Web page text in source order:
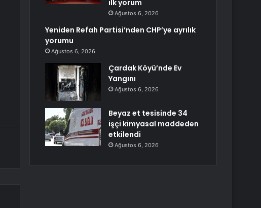
ilk yorum
Ağustos 6, 2026
Yeniden Refah Partisi’nden CHP’ye ayrılık
yorumu
Ağustos 6, 2026
Çardak Köyü’nde Ev
Yangını
Ağustos 6, 2026
Beyaz et tesisinde 34
işçi kimyasal maddeden
etkilendi
Ağustos 6, 2026